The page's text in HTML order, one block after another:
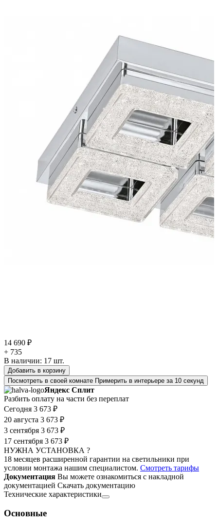
14 690 ₽
+ 735
В наличии: 17 шт.
Добавить в корзину
Посмотреть в своей комнате Примерить в интерьере за 10 секунд
Яндекс Сплит
Разбить оплату на части без переплат
Сегодня 3 673 ₽
20 августа 3 673 ₽
3 сентября 3 673 ₽
17 сентября 3 673 ₽
НУЖНА УСТАНОВКА ?
18 месяцев расширенной гарантии на светильники при
условии монтажа нашим специалистом. Смотреть тарифы
Документация Вы можете ознакомиться с накладной
документацией Скачать документацию
Технические характеристики
Основные